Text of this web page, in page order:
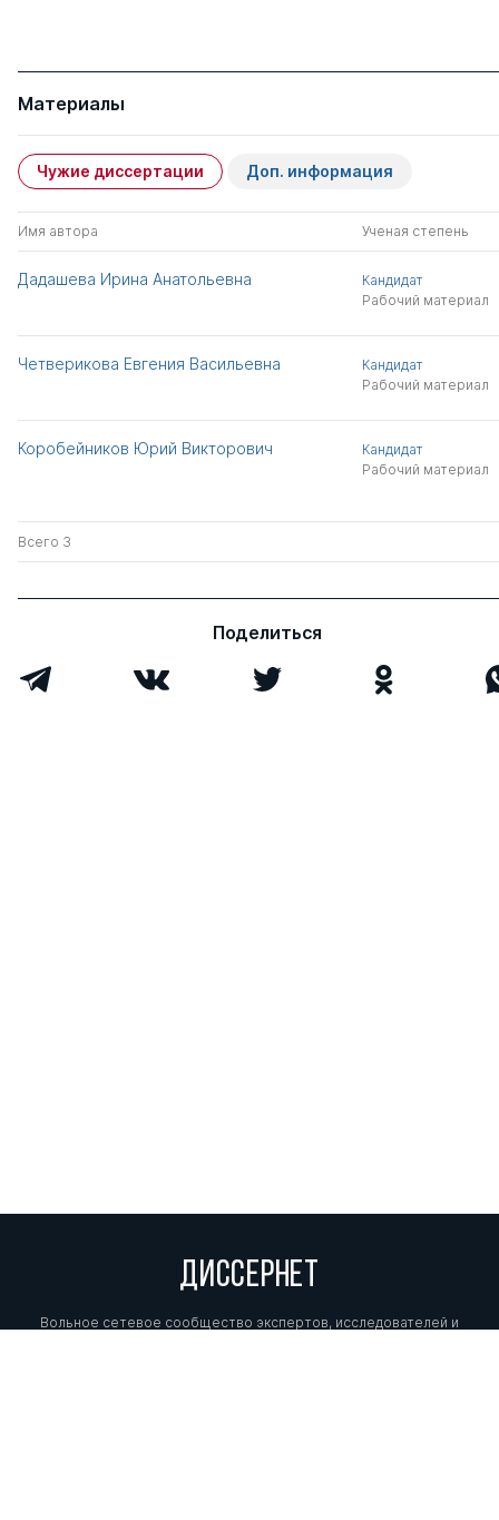
Материалы
Чужие диссертации Доп. информация
Имя автора Ученая степень
Дадашева Ирина Анатольевна
Кандидат
Рабочий материал
Четверикова Евгения Васильевна
Кандидат
Рабочий материал
Коробейников Юрий Викторович
Кандидат
Рабочий материал
Всего 3
Поделиться
ДИССЕРНЕТ
Вольное сетевое сообщество экспертов, исследователей и